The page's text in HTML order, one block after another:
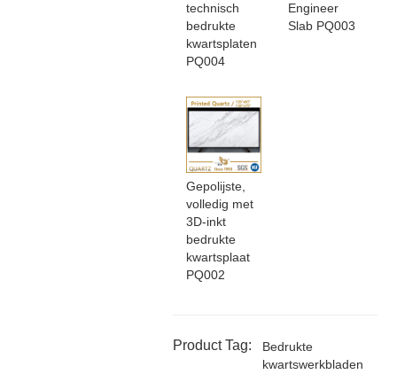
technisch
bedrukte
kwartsplaten
PQ004
Engineer
Slab PQ003
Gepolijste,
volledig met
3D-inkt
bedrukte
kwartsplaat
PQ002
Product Tag:
Bedrukte
kwartswerkbladen